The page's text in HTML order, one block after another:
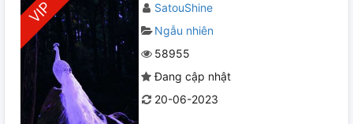
SatouShine
Ngẫu nhiên
58955
Đang cập nhật
20-06-2023